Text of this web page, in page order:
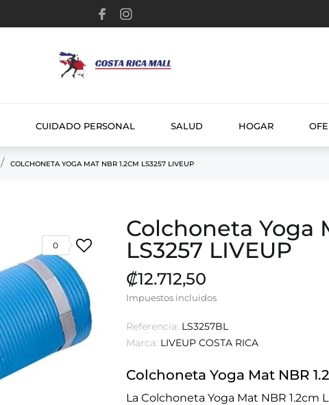
CUIDADO PERSONAL SALUD HOGAR
COLCHONETA YOGA MAT NBR 1.2CM LS3257 LIVEUP
0
Colchoneta Yoga
LS3257 LIVEUP
₡12.712,50
Impuestos incluidos
Referencia: LS3257BL
Marca: LIVEUP COSTA RICA
Colchoneta Yoga Mat NBR
La Colchoneta Yoga Mat NBR 1.2cm